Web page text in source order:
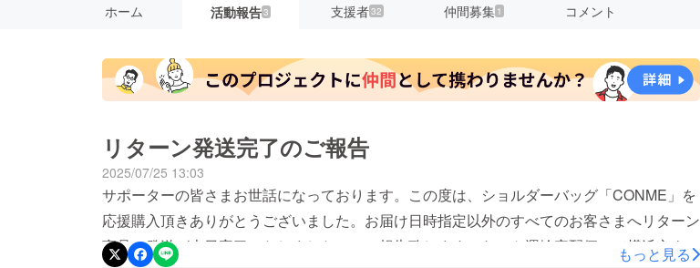
ホーム 活動報告3 支援者32 仲間募集 1 コメント
リターン発送完了のご報告
2025/07/25 13:03
サポーターの皆さまお世話になっております。この度は、ショルダーバッグ「CONME」を
応援購入頂きありがとうございました。お届け日時指定以外のすべてのお客さまへリターン
商品の発送が本日完了いたしましたのでご報告致します。ヤマト運輸宅配便にて横浜市より
もっと見る